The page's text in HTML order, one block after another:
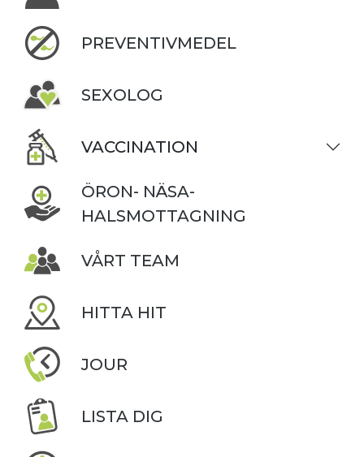
PREVENTIVMEDEL
SEXOLOG
VACCINATION
ÖRON- NÄSA-
HALSMOTTAGNING
VÅRT TEAM
HITTA HIT
JOUR
LISTA DIG